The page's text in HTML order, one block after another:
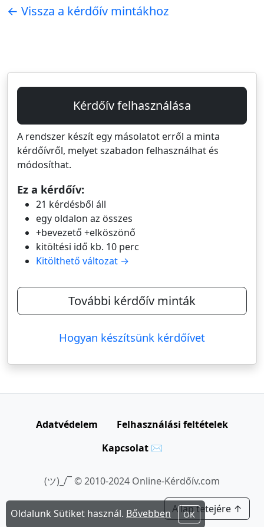
← Vissza a kérdőív mintákhoz
Kérdőív felhasználása
A rendszer készít egy másolatot erről a minta
kérdőívről, melyet szabadon felhasználhat és
módosíthat.
Ez a kérdőív:
21 kérdésből áll
egy oldalon az összes
+bevezető +elköszönő
kitöltési idő kb. 10 perc
Kitölthető változat →
További kérdőív minták
Hogyan készítsünk kérdőívet
Adatvédelem
Felhasználási feltételek
Kapcsolat ✉
(ツ)_/¯ © 2010-2024 Online-Kérdőív.com
A lap tetejére ↑
Oldalunk Sütiket használ. Bővebben OK